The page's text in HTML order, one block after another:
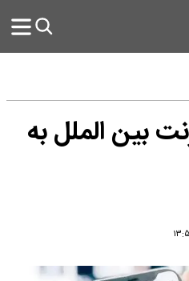
بین الملل به